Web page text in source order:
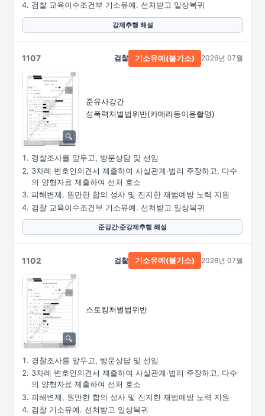
검찰 교육이수조건부 기소유예. 선처받고 일상복귀
강제추행 해설
1107
준유사강간
성폭력처벌법위반(카메라등이용촬영)
검찰 기소유예(불기소) 2026년 07월
경찰조사를 앞두고, 방문상담 및 선임
3차례 변호인의견서 제출하여 사실관계·법리 주장하고, 다수
의 양형자료 제출하여 선처 호소
피해변제, 원만한 합의 성사 및 진지한 재범예방 노력 지원
검찰 교육이수조건부 기소유예. 선처받고 일상복귀
준강간·준강제추행 해설
1102
스토킹처벌법위반
검찰 기소유예(불기소) 2026년 07월
경찰조사를 앞두고, 방문상담 및 선임
3차례 변호인의견서 제출하여 사실관계·법리 주장하고, 다수
의 양형자료 제출하여 선처 호소
피해변제, 원만한 합의 성사 및 진지한 재범예방 노력 지원
검찰 기소유예. 선처받고 일상복귀